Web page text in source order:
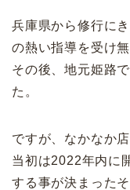
兵庫県から修行に
の熱い指導を受け無
その後、地元姫路
た。
ですが、なかなか
当初は2022年内に
する事が決まったそ